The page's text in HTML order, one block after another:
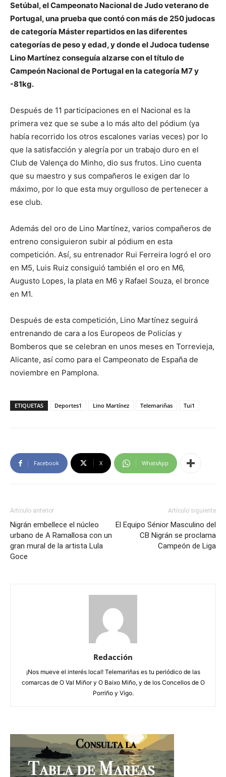
Setúbal, el Campeonato Nacional de Judo veterano de
Portugal, una prueba que contó con más de 250 judocas
de categoría Máster repartidos en las diferentes
categorías de peso y edad, y donde el Judoca tudense
Lino Martínez conseguía alzarse con el título de
Campeón Nacional de Portugal en la categoría M7 y
-81kg.
Después de 11 participaciones en el Nacional es la
primera vez que se sube a lo más alto del pódium (ya
había recorrido los otros escalones varias veces) por lo
que la satisfacción y alegría por un trabajo duro en el
Club de Valença do Minho, dio sus frutos. Lino cuenta
que su maestro y sus compañeros le exigen dar lo
máximo, por lo que esta muy orgulloso de pertenecer a
ese club.
Además del oro de Lino Martínez, varios compañeros de
entreno consiguieron subir al pódium en esta
competición. Así, su entrenador Rui Ferreira logró el oro
en M5, Luis Ruiz consiguió también el oro en M6,
Augusto Lopes, la plata en M6 y Rafael Souza, el bronce
en M1.
Después de esta competición, Lino Martínez seguirá
entrenando de cara a los Europeos de Policías y
Bomberos que se celebran en unos meses en Torrevieja,
Alicante, así como para el Campeonato de España de
noviembre en Pamplona.
ETIQUETAS Deportes1 Lino Martínez Telemariñas Tui1
Facebook X WhatsApp
Artículo anterior
Nigrán embellece el núcleo
urbano de A Ramallosa con un
gran mural de la artista Lula
Goce
Artículo siguiente
El Equipo Sénior Masculino del
CB Nigrán se proclama
Campeón de Liga
Redacción
¡Nos mueve el interés local! Telemariñas es tu periódico de las
comarcas de O Val Miñor y O Baixo Miño, y de los Concellos de O
Porriño y Vigo.